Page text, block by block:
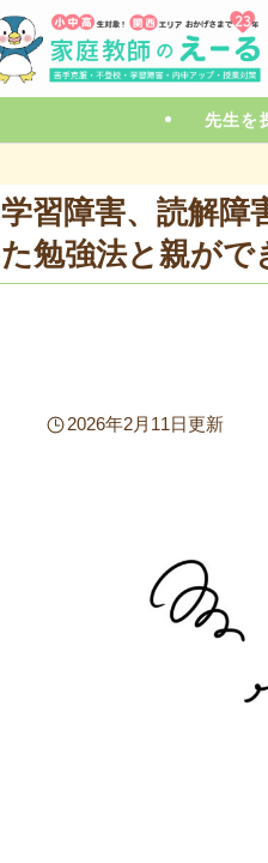
先生を
学習障害、読解障
た勉強法と親がで
2026年2月11日更新